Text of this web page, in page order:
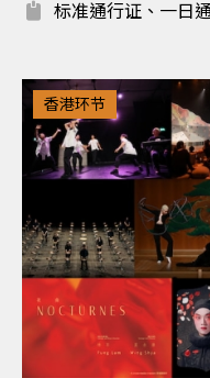
标准通行证、一日
香港环节